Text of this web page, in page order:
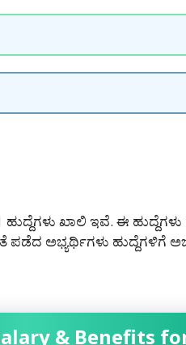
ಖಾಲಿ ಇವೆ. ಈ ಹುದ್ದೆಗಳು
ಅಭ್ಯರ್ಥಿಗಳು ಹುದ್ದೆಗಳಿಗೆ
& Benefits